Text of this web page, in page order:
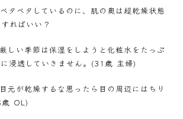
タベタしているのに、肌の奥は超乾燥状態
ればいい？
しい季節は保湿をしようと化粧水をたっぷ
浸透していきません。(31歳 主婦)
元が乾燥するな思ったら目の周辺にはちり
OL)